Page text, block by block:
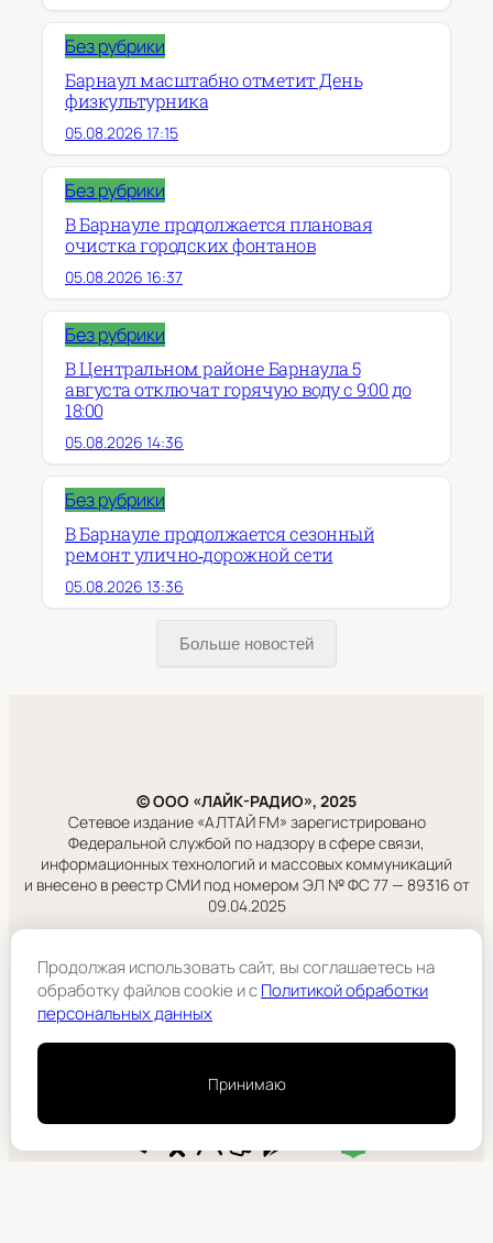
Без рубрики
Барнаул масштабно отметит День
физкультурника
05.08.2026 17:15
Без рубрики
В Барнауле продолжается плановая
очистка городских фонтанов
05.08.2026 16:37
Без рубрики
В Центральном районе Барнаула 5
августа отключат горячую воду с 9:00 до
18:00
05.08.2026 14:36
Без рубрики
В Барнауле продолжается сезонный
ремонт улично‑дорожной сети
05.08.2026 13:36
Больше новостей
© ООО «ЛАЙК-РАДИО», 2025
Сетевое издание «АЛТАЙ FM» зарегистрировано
Федеральной службой по надзору в сфере связи,
информационных технологий и массовых коммуникаций
и внесено в реестр СМИ под номером ЭЛ № ФС 77 — 89316 от
09.04.2025
Правовая информация
Учредитель:
ООО «ЛАЙК-РАДИО».
Продолжая использовать сайт, вы соглашаетесь на
обработку файлов cookie и cПолитикой обработки
персональных данных
Принимаю